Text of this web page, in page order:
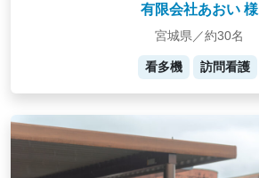
有限会社あおい 様
宮城県／約30名
看多機 訪問看護